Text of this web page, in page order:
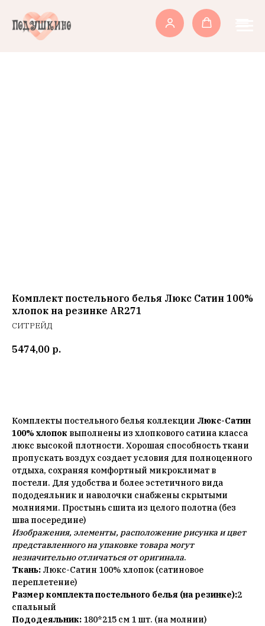
Комплект постельного белья Люкс Сатин 100%
хлопок на резинке AR271
СИТРЕЙД
5474,00 р.
Комплекты постельного белья коллекции Люкс-Сатин
100% хлопок выполнены из хлопкового сатина класса
люкс высокой плотности. Хорошая способность ткани
пропускать воздух создает условия для полноценного
отдыха, сохраняя комфортный микроклимат в
постели. Для удобства и более эстетичного вида
пододеяльник и наволочки снабжены скрытыми
молниями. Простынь сшита из целого полотна (без
шва посередине)
Изображения, элементы, расположение рисунка и цвет
представленного на упаковке товара могут
незначительно отличаться от оригинала.
Ткань: Люкс-Сатин 100% хлопок (сатиновое
переплетение)
Размер комплекта постельного белья (на резинке):2
спальный
Пододеяльник: 180*215 см 1 шт. (на молнии)